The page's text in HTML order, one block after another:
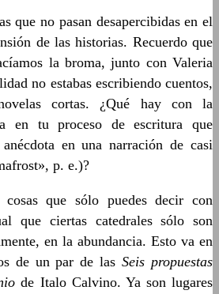
que no pasan desapercibidas en el
de las historias. Recuerdo que
la broma, junto con Valeria
no estabas escribiendo cuentos,
cortas. ¿Qué hay con la
en tu proceso de escritura que
en una narración de casi
p. e.)?
que sólo puedes decir con
que ciertas catedrales sólo son
en la abundancia. Esto va en
de un par de lasSeis propuestas
de Italo Calvino. Ya son lugares